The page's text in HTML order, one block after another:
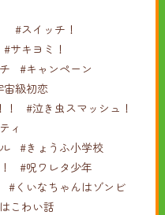
#スイッチ！
#サキヨミ！
#キャンペーン
宙級初恋
#泣き虫スマッシュ！
ィ
#きょうふ小学校
#呪ワレタ少年
#くいなちゃんはゾンビ
こわい話